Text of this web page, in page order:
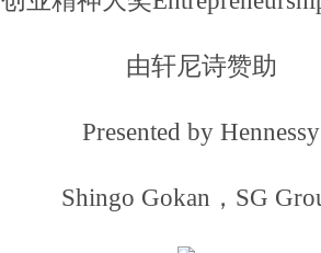
由轩尼诗赞助
Presented by Hennessy
Shingo Gokan，SG